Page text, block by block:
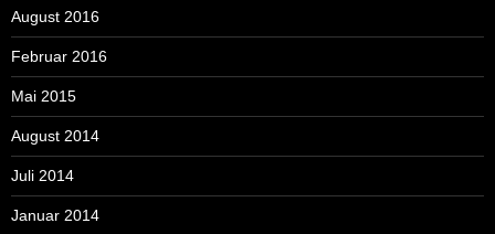
August 2016
Februar 2016
Mai 2015
August 2014
Juli 2014
Januar 2014